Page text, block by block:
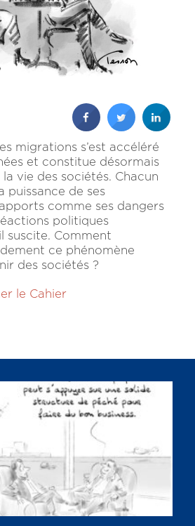
migrations s’est accéléré
et constitue désormais
vie des sociétés. Chacun
puissance de ses
comme ses dangers
politiques
suscite. Comment
ce phénomène
des sociétés ?
le Cahier